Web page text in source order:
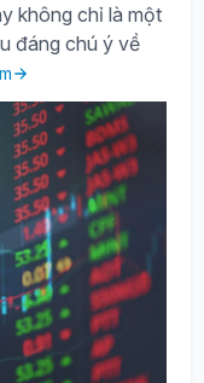
không chỉ là một
đáng chú ý về